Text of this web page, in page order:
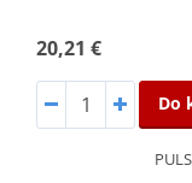
20,21 €
Do